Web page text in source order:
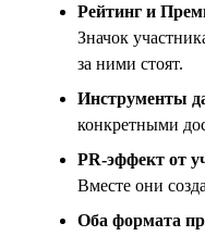
Рейтинг и
Значок
за ними стоят.
Инструменты
конкретными
PR-эффект от
Вместе они
Оба формата